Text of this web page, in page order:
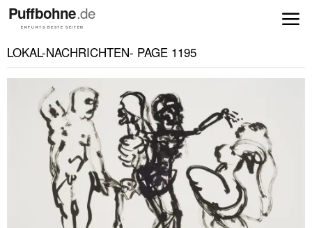
LOKAL-NACHRICHTEN- PAGE 1195